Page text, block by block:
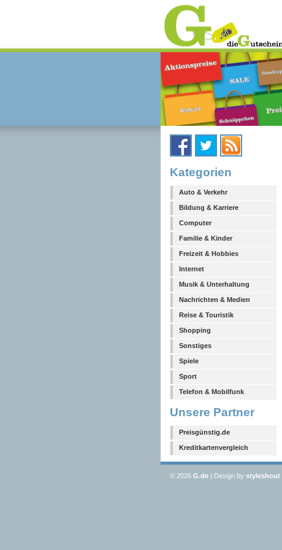
Kategorien
Auto & Verkehr
Bildung & Karriere
Computer
Familie & Kinder
Freizeit & Hobbies
Internet
Musik & Unterhaltung
Nachrichten & Medien
Reise & Touristik
Shopping
Sonstiges
Spiele
Sport
Telefon & Mobilfunk
Unsere Partner
Preisgünstig.de
Kreditkartenvergleich
© 2026 G.de | Design by styleshout